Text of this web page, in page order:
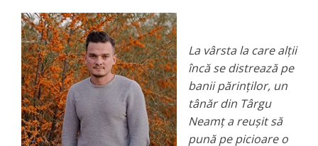
La vârsta la care alții
încă se distrează pe
banii părinților, un
tânăr din Târgu
Neamț a reușit să
pună pe picioare o